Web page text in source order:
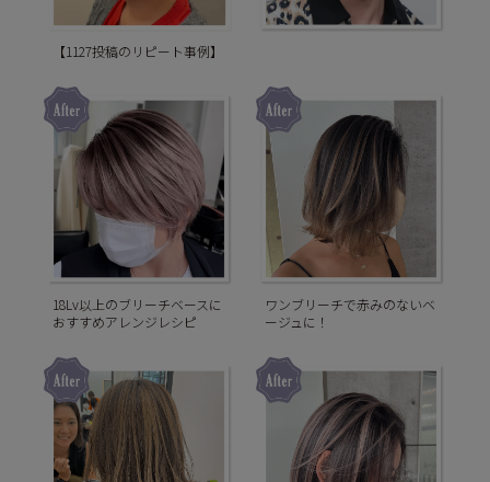
【1127投稿のリピート事例】
18Lv以上のブリーチベースに
おすすめアレンジレシピ
ワンブリーチで赤みのないベ
ージュに！